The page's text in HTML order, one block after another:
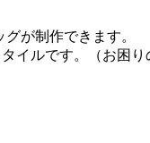
が制作できます。
イルです。（お困り